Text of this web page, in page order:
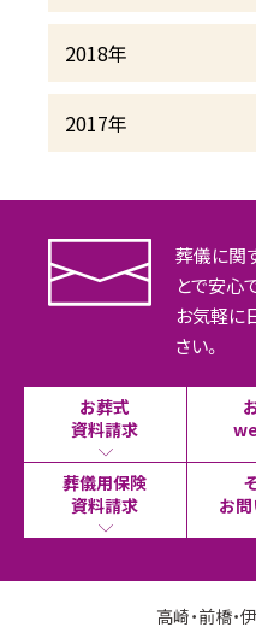
2018年
2017年
葬儀に関
とで安心
お気軽に
さい。
お葬式
資料請求
葬儀用保険
資料請求
お
高崎・前橋・